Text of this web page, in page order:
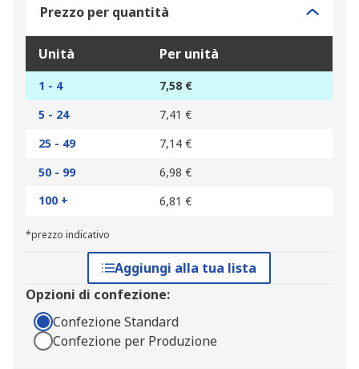
Prezzo per quantità
Unità Per unità
1 - 4
7,58 €
5 - 24
7,41 €
25 - 49
7,14 €
50 - 99
6,98 €
100 +
6,81 €
*prezzo indicativo
Aggiungi alla tua lista
Opzioni di confezione:
Confezione Standard
Confezione per Produzione